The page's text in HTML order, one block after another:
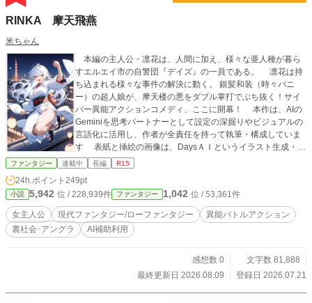
RINKA 摩天飛燕
米ちゃん
本編の主人公・凛花は、人間に加え、様々な亜人種が暮ら
すエルエイ市の自警団『デイズ』の一員である。 凛花は持
ち込まれる様々な事件の解決に動く。 銀髪和装（時々バニ
ー）の超人娘が、摩天楼の悪をダブル掌打でぶち抜く！サイ
バー異能アクションコメディ、ここに開幕！ 本作は、AIの
Geminiを思考パートナーとして設定の深掘りやビジュアルの
言語化に活用し、作者が全責任を持って執筆・構成していま
す 表紙と挿絵の画像は、DaysＡＩというイラスト生成・投
稿・チャットが楽しめるアプリで作成し、Geminiも活用して
推奨するものではありません。
ファンタジー 連載中 長編 R15
24h.ポイント 249pt
小説 5,942 位 / 228,939件 ファンタジー 1,042 位 / 53,361件
女主人公 現代ファンタジー/ローファンタジー
異能バトルアクション
裏社会･アングラ
AI補助利用
感想数 0
文字数 81,888
最終更新日 2026.08.09
登録日 2026.07.21